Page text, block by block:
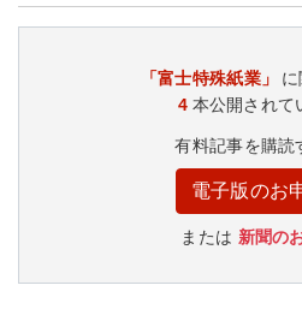
「富士特殊紙業」
4 本公開されて
有料記事を購読
電子版のお
または 新聞の